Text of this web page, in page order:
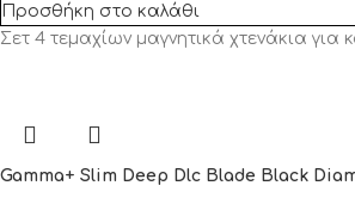
Προσθήκη στο καλάθι
Σετ 4 τεμαχίων μαγνητικά χτενάκια για
Gamma+ Slim Deep Dlc Blade Black